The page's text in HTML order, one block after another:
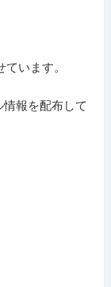
ています。
報を配布して